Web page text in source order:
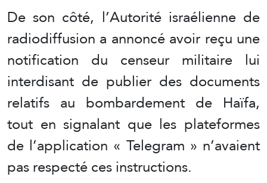
De son côté, l’Autorité israélienne de
radiodiffusion a annoncé avoir reçu une
notification du censeur militaire lui
interdisant de publier des documents
relatifs au bombardement de Haïfa,
tout en signalant que les plateformes
de l’application « Telegram » n’avaient
pas respecté ces instructions.